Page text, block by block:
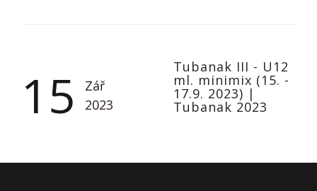
15
Zář
2023
Tubanak III - U12
ml. minimix (15. -
17.9. 2023) |
Tubanak 2023